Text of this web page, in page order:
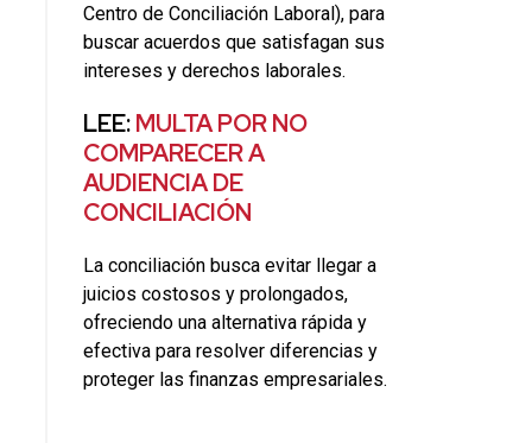
Centro de Conciliación Laboral), para
buscar acuerdos que satisfagan sus
intereses y derechos laborales.
LEE:MULTA POR NO
COMPARECER A
AUDIENCIA DE
CONCILIACIÓN
La conciliación busca evitar llegar a
juicios costosos y prolongados,
ofreciendo una alternativa rápida y
efectiva para resolver diferencias y
proteger las finanzas empresariales.